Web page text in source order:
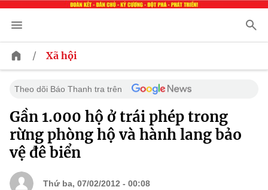
/ Xã hội
Theo dõi Báo Thanh tra trên
Gần 1.000 hộ ở trái phép trong
rừng phòng hộ và hành lang bảo
vệ đê biển
Thứ ba, 07/02/2012 - 00:08